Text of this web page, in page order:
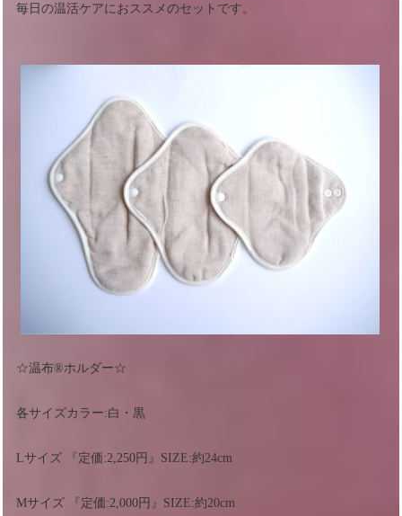
毎日の温活ケアにおススメのセットです。
☆温布®︎ホルダー☆
各サイズカラー:白・黒
Lサイズ 『定価:2,250円』SIZE:約24cm
Mサイズ 『定価:2,000円』SIZE:約20cm